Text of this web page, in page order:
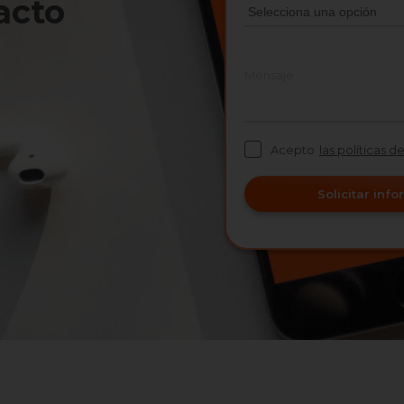
Acepto las políticas
Solicitar